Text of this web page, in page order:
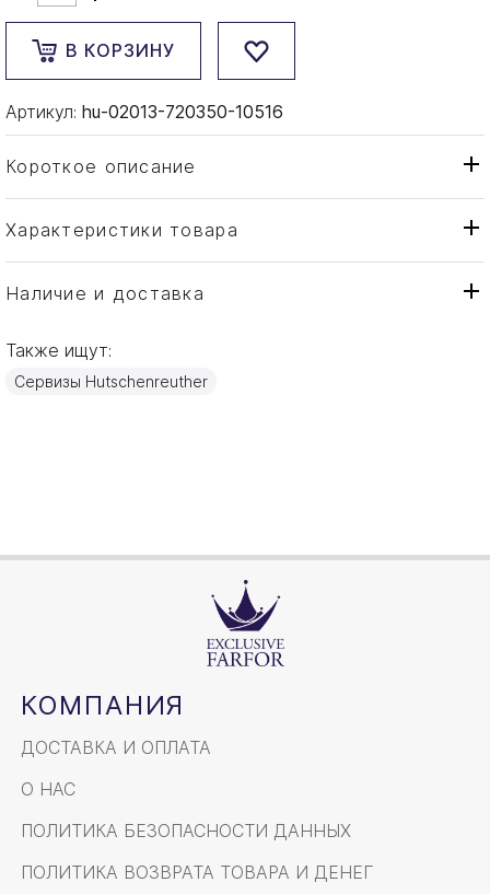
В КОРЗИНУ
Артикул: hu-02013-720350-10516
Короткое описание
Характеристики товара
Тип товара
Чаша
Бренд
Страна производителя
Материал
Фарфор
Наличие и доставка
Также ищут:
Сервизы Hutschenreuther
КОМПАНИЯ
ДОСТАВКА И ОПЛАТА
О НАС
ПОЛИТИКА БЕЗОПАСНОСТИ ДАННЫХ
ПОЛИТИКА ВОЗВРАТА ТОВАРА И ДЕНЕГ